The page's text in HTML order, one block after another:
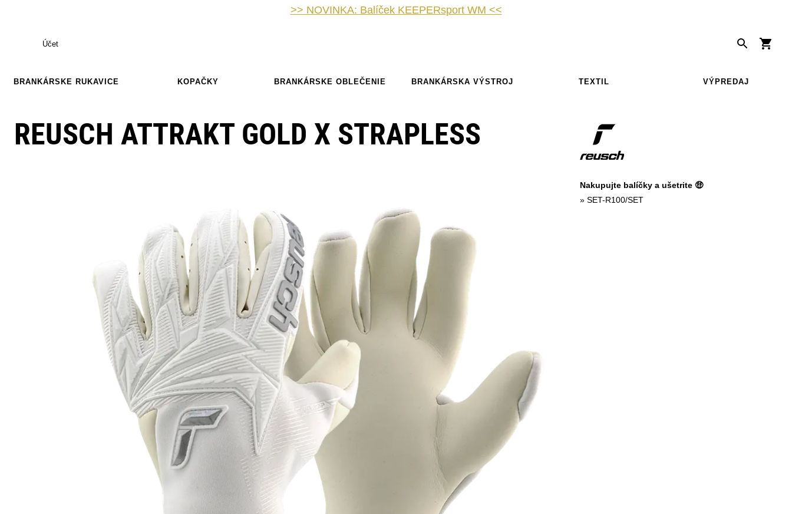
>> NOVINKA: Balíček KEEPERsport WM <<
Účet
BRANKÁRSKE RUKAVICE KOPAČKY BRANKÁRSKE OBLEČENIE BRANKÁRSKA VÝSTROJ TEXTIL VÝPREDAJ
REUSCH ATTRAKT GOLD X STRAPLESS
Nakupujte balíčky a ušetrite 🤑
» SET-R100/SET